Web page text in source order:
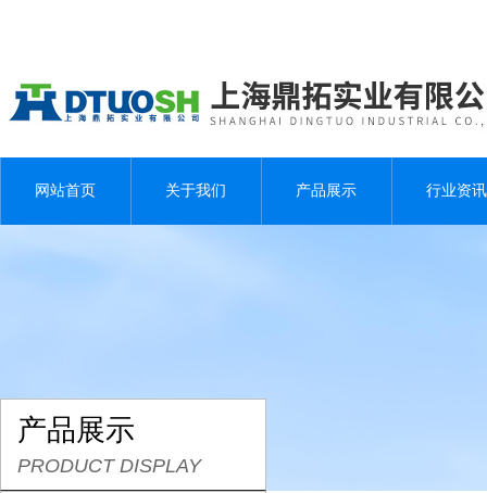
网站首页 关于我们 产品展示 行业资讯
产品展示
PRODUCT DISPLAY